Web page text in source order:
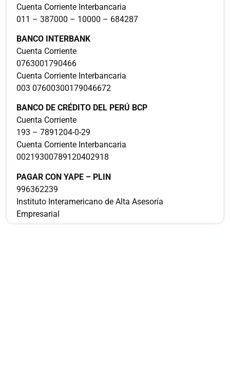
Cuenta Corriente Interbancaria
011 – 387000 – 10000 – 684287
BANCO INTERBANK
Cuenta Corriente
0763001790466
Cuenta Corriente Interbancaria
003 07600300179046672
BANCO DE CRÉDITO DEL PERÚ BCP
Cuenta Corriente
193 – 7891204-0-29
Cuenta Corriente Interbancaria
00219300789120402918
PAGAR CON YAPE – PLIN
996362239
Instituto Interamericano de Alta Asesoría
Empresarial